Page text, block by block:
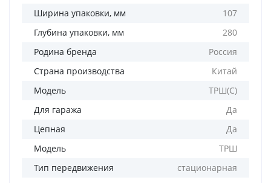
Ширина упаковки, мм
107
Глубина упаковки, мм
280
Родина бренда
Россия
Страна производства
Китай
Модель
ТРШ(С)
Для гаража
Да
Цепная
Да
Модель
ТРШ
Тип передвижения
стационарная